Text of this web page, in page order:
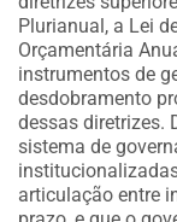
Plurianual, a Lei
Orçamentária
instrumentos de
desdobramento
dessas diretrizes.
sistema de
articulação entre